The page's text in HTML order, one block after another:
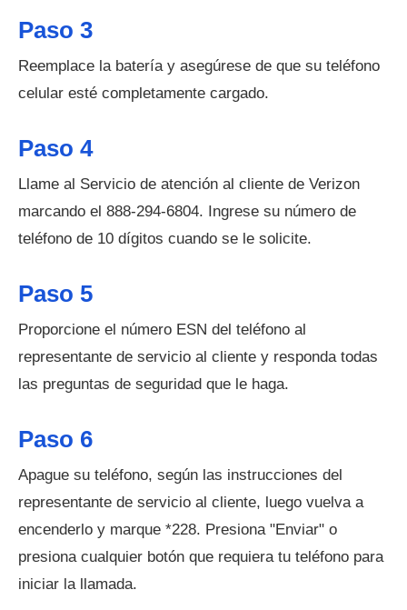
Paso 3
Reemplace la batería y asegúrese de que su teléfono
celular esté completamente cargado.
Paso 4
Llame al Servicio de atención al cliente de Verizon
marcando el 888-294-6804. Ingrese su número de
teléfono de 10 dígitos cuando se le solicite.
Paso 5
Proporcione el número ESN del teléfono al
representante de servicio al cliente y responda todas
las preguntas de seguridad que le haga.
Paso 6
Apague su teléfono, según las instrucciones del
representante de servicio al cliente, luego vuelva a
encenderlo y marque *228. Presiona "Enviar" o
presiona cualquier botón que requiera tu teléfono para
iniciar la llamada.